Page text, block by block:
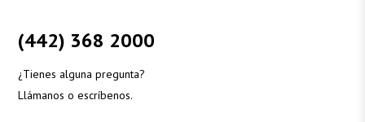
(442) 368 2000
¿Tienes alguna pregunta?
Llámanos o escríbenos.